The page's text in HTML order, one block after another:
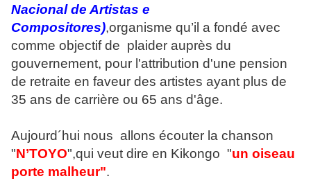
Nacional de Artistas e
Compositores),organisme qu’il a fondé avec
comme objectif de plaider auprès du
gouvernement, pour l'attribution d'une pension
de retraite en faveur des artistes ayant plus de
35 ans de carrière ou 65 ans d'âge.
Aujourd´hui nous allons écouter la chanson
"N’TOYO",qui veut dire en Kikongo "un oiseau
porte malheur".